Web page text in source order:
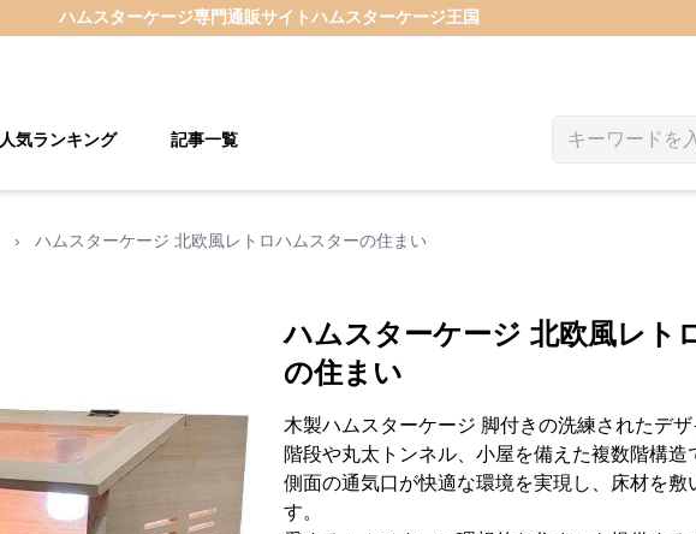
ハムスターケージ専門通販サイトハムスターケージ王国
気ランキング 記事一覧
› ハムスターケージ 北欧風レトロハムスターの住まい
ハムスターケージ 北欧風レト
の住まい
木製ハムスターケージ 脚付きの洗練されたデザ
階段や丸太トンネル、小屋を備えた複数階構造
側面の通気口が快適な環境を実現し、床材を敷
す。